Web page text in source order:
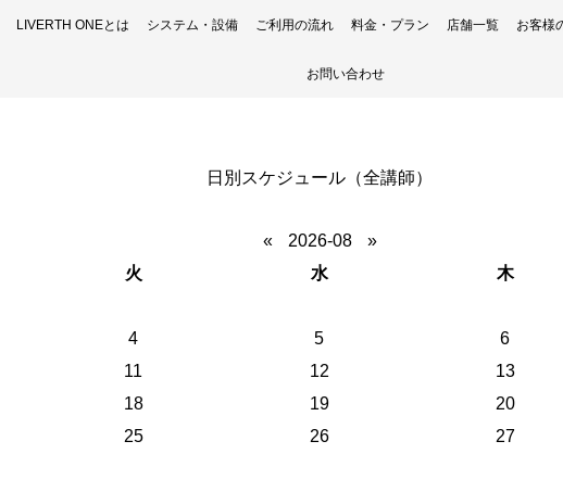
LIVERTH ONEとは システム・設備 ご利用の流れ 料金・プラン 店舗一覧 お客様
お問い合わせ
日別スケジュール（全講師）
« 2026-08
»
火 水 木
4 5 6
11 12 13
18 19 20
25 26 27